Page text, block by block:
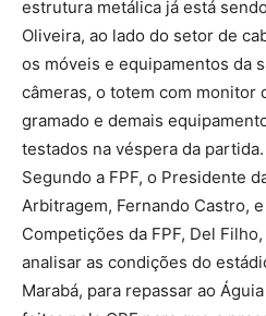
estrutura metálica já está
Oliveira, ao lado do setor de
os móveis e equipamentos da
câmeras, o totem com monitor
gramado e demais
testados na véspera da partida.
Segundo a FPF, o Presidente
Arbitragem, Fernando Castro,
Competições da FPF, Del
analisar as condições do
Marabá, para repassar ao